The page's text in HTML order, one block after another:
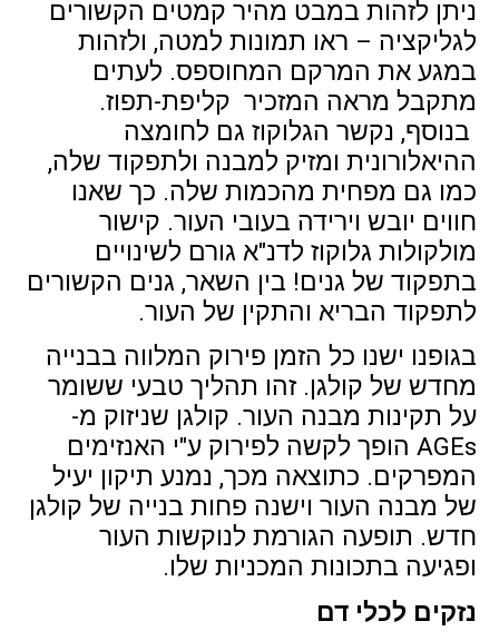
ניתן לזהות במבט מהיר קמטים הקשורים
לגליקציה – ראו תמונות למטה, ולזהות
במגע את המרקם המחוספס. לעתים
מתקבל מראה המזכיר קליפת-תפוז.
בנוסף, נקשר הגלוקוז גם לחומצה
ההיאלורונית ומזיק למבנה ולתפקוד שלה,
כמו גם מפחית מהכמות שלה. כך שאנו
חווים יובש וירידה בעובי העור. קישור
מולקולות גלוקוז לדנ"א גורם לשינויים
בתפקוד של גנים! בין השאר, גנים הקשורים
לתפקוד הבריא והתקין של העור.
בגופנו ישנו כל הזמן פירוק המלווה בבנייה
מחדש של קולגן. זהו תהליך טבעי ששומר
על תקינות מבנה העור. קולגן שניזוק מ-
AGEs הופך לקשה לפירוק ע"י האנזימים
המפרקים. כתוצאה מכך, נמנע תיקון יעיל
של מבנה העור וישנה פחות בנייה של קולגן
חדש. תופעה הגורמת לנוקשות העור
ופגיעה בתכונות המכניות שלו.
נזקים לכלי דם